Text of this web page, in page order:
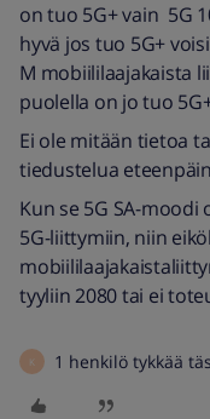
on tuo 5G+ vain 5G
hyvä jos tuo 5G+
M mobiililaajakaista
puolella on jo tuo
Ei ole mitään tietoa
tiedustelua
Kun se 5G SA-
5G-liittymiin, niin
tyyliin 2080 tai ei
K 1 henkilö tykkää